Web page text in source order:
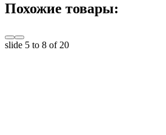
Похожие товары:
slide 5 to 8 of 20